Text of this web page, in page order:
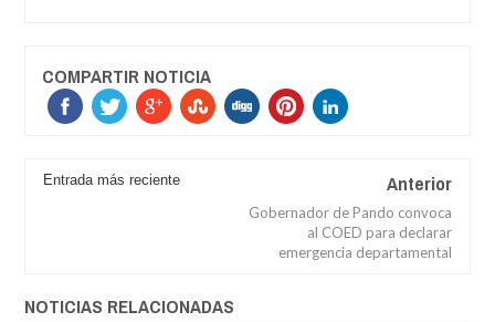
COMPARTIR NOTICIA
Entrada más reciente Anterior
Gobernador de Pando convoca
al COED para declarar
emergencia departamental
NOTICIAS RELACIONADAS